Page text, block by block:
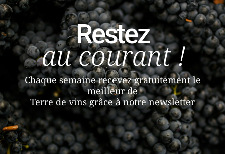
Restez
au courant !
Chaque semaine recevez gratuitement le
meilleur de
Terre de vins grâce à notre newsletter